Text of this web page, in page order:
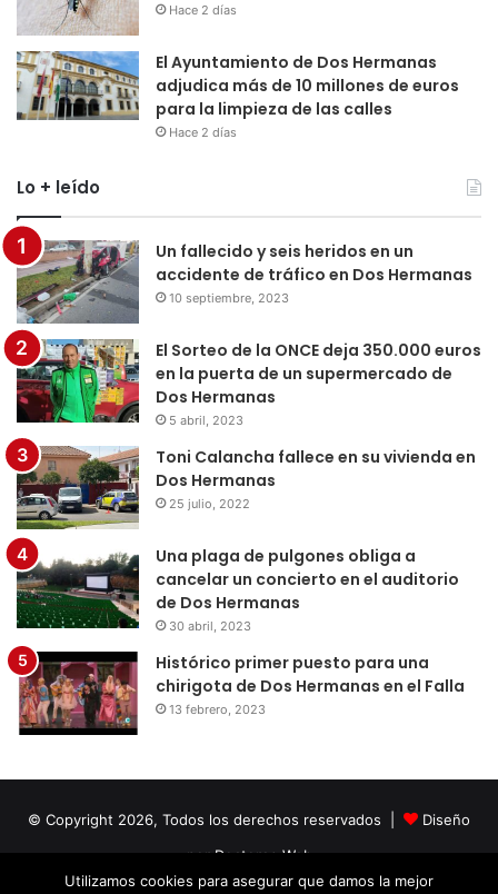
Hace 2 días
El Ayuntamiento de Dos Hermanas
adjudica más de 10 millones de euros
para la limpieza de las calles
Hace 2 días
Lo + leído
Un fallecido y seis heridos en un
accidente de tráfico en Dos Hermanas
10 septiembre, 2023
El Sorteo de la ONCE deja 350.000 euros
en la puerta de un supermercado de
Dos Hermanas
5 abril, 2023
Toni Calancha fallece en su vivienda en
Dos Hermanas
25 julio, 2022
Una plaga de pulgones obliga a
cancelar un concierto en el auditorio
de Dos Hermanas
30 abril, 2023
Histórico primer puesto para una
chirigota de Dos Hermanas en el Falla
13 febrero, 2023
© Copyright 2026, Todos los derechos reservados |
Diseño
por Doctores Web
Utilizamos cookies para asegurar que damos la mejor